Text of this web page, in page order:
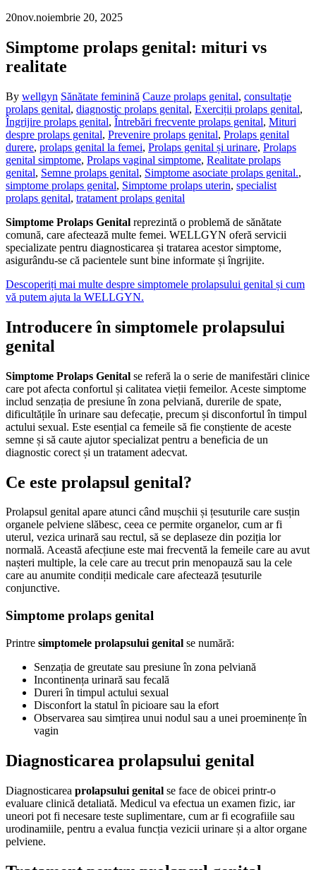
20nov.noiembrie 20, 2025
Simptome prolaps genital: mituri vs
realitate
By wellgyn Sănătate feminină Cauze prolaps genital, consultație
prolaps genital, diagnostic prolaps genital, Exerciții prolaps genital,
Îngrijire prolaps genital, Întrebări frecvente prolaps genital, Mituri
despre prolaps genital, Prevenire prolaps genital, Prolaps genital
durere, prolaps genital la femei, Prolaps genital și urinare, Prolaps
genital simptome, Prolaps vaginal simptome, Realitate prolaps
genital, Semne prolaps genital, Simptome asociate prolaps genital.,
simptome prolaps genital, Simptome prolaps uterin, specialist
prolaps genital, tratament prolaps genital
Simptome Prolaps Genital reprezintă o problemă de sănătate
comună, care afectează multe femei. WELLGYN oferă servicii
specializate pentru diagnosticarea și tratarea acestor simptome,
asigurându-se că pacientele sunt bine informate și îngrijite.
Descoperiți mai multe despre simptomele prolapsului genital și cum
vă putem ajuta la WELLGYN.
Introducere în simptomele prolapsului
genital
Simptome Prolaps Genital se referă la o serie de manifestări clinice
care pot afecta confortul și calitatea vieții femeilor. Aceste simptome
includ senzația de presiune în zona pelviană, durerile de spate,
dificultățile în urinare sau defecație, precum și disconfortul în timpul
actului sexual. Este esențial ca femeile să fie conștiente de aceste
semne și să caute ajutor specializat pentru a beneficia de un
diagnostic corect și un tratament adecvat.
Ce este prolapsul genital?
Prolapsul genital apare atunci când mușchii și țesuturile care susțin
organele pelviene slăbesc, ceea ce permite organelor, cum ar fi
uterul, vezica urinară sau rectul, să se deplaseze din poziția lor
normală. Această afecțiune este mai frecventă la femeile care au avut
nașteri multiple, la cele care au trecut prin menopauză sau la cele
care au anumite condiții medicale care afectează țesuturile
conjunctive.
Simptome prolaps genital
Printre simptomele prolapsului genital se numără:
Senzația de greutate sau presiune în zona pelviană
Incontinența urinară sau fecală
Dureri în timpul actului sexual
Disconfort la statul în picioare sau la efort
Observarea sau simțirea unui nodul sau a unei proeminențe în
vagin
Diagnosticarea prolapsului genital
Diagnosticarea prolapsului genital se face de obicei printr-o
evaluare clinică detaliată. Medicul va efectua un examen fizic, iar
uneori pot fi necesare teste suplimentare, cum ar fi ecografiile sau
urodinamiile, pentru a evalua funcția vezicii urinare și a altor organe
pelviene.